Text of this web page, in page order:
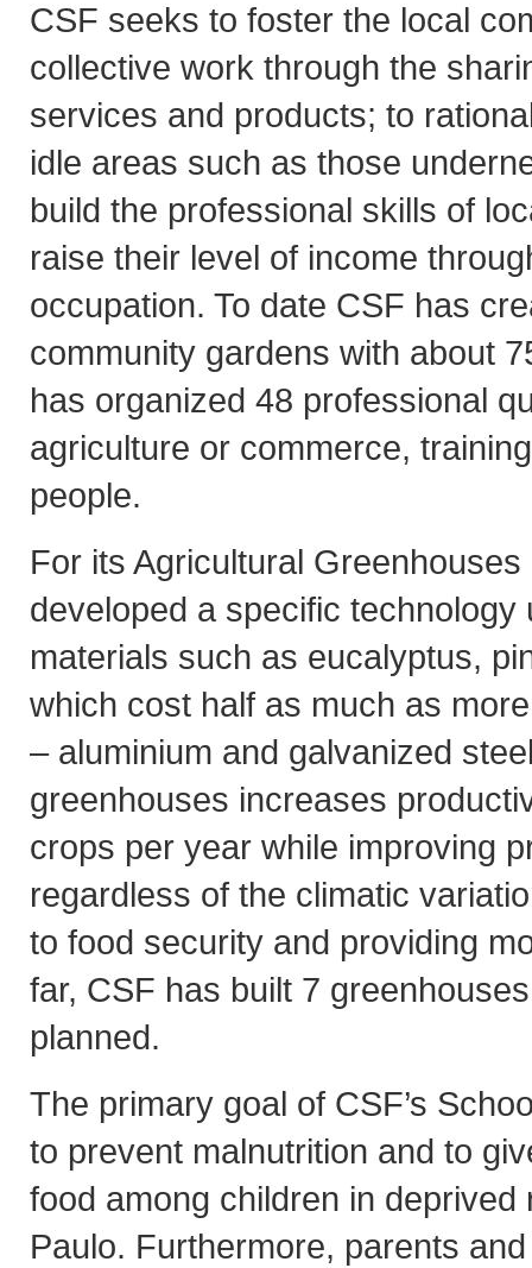
CSF seeks to foster the local
collective work through the
services and products; to
idle areas such as those
build the professional skills of
raise their level of income
occupation. To date CSF has
community gardens with about
has organized 48 professional
agriculture or commerce,
people.
For its Agricultural
developed a specific technology
materials such as eucalyptus,
which cost half as much as
– aluminium and galvanized
greenhouses increases
crops per year while improving
regardless of the climatic
to food security and providing
far, CSF has built 7
planned.
The primary goal of CSF’s
to prevent malnutrition and to
food among children in deprived
Paulo. Furthermore, parents